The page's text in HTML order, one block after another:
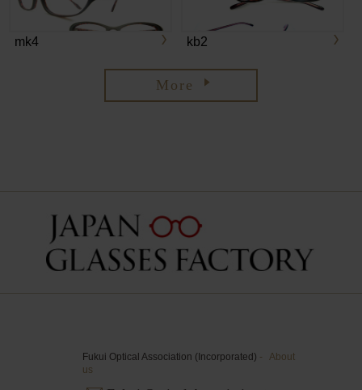
mk4 kb2
More
Fukui Optical Association (Incorporated) -
About
us